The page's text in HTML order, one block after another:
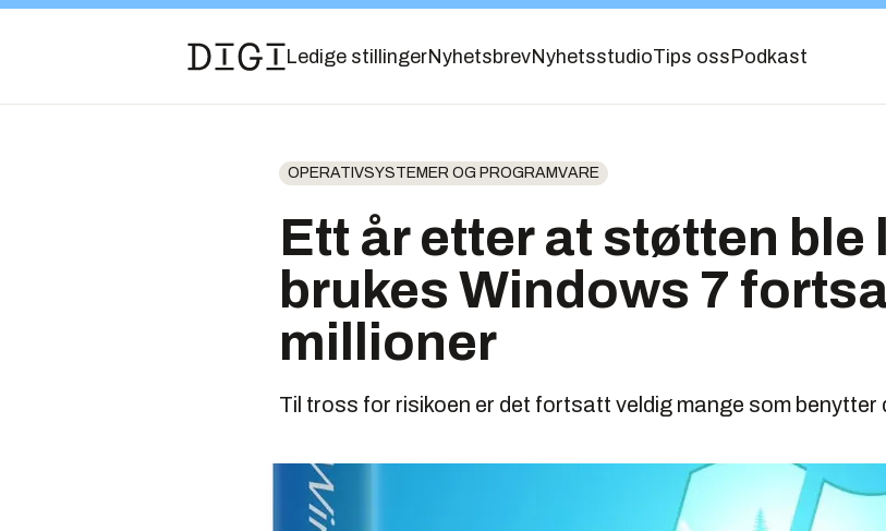
Ledige stillingerNyhetsbrevNyhetsstudioTips oss Podkast
OPERATIVSYSTEMER OG PROGRAMVARE
Ett år etter at støtten ble
brukes Windows 7
millioner
Til tross for risikoen er det fortsatt veldig mange som